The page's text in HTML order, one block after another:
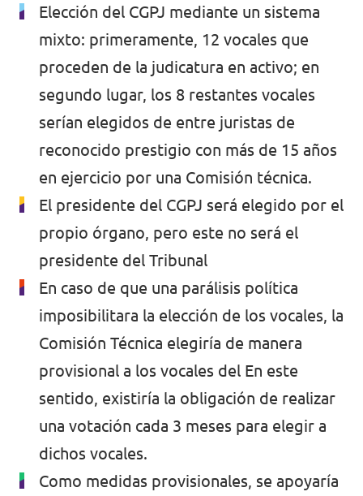
Elección del CGPJ mediante un sistema
mixto: primeramente, 12 vocales que
proceden de la judicatura en activo; en
segundo lugar, los 8 restantes vocales
serían elegidos de entre juristas de
reconocido prestigio con más de 15 años
en ejercicio por una Comisión técnica.
El presidente del CGPJ será elegido por el
propio órgano, pero este no será el
presidente del Tribunal
En caso de que una parálisis política
imposibilitara la elección de los vocales, la
Comisión Técnica elegiría de manera
provisional a los vocales del En este
sentido, existiría la obligación de realizar
una votación cada 3 meses para elegir a
dichos vocales.
Como medidas provisionales, se apoyaría